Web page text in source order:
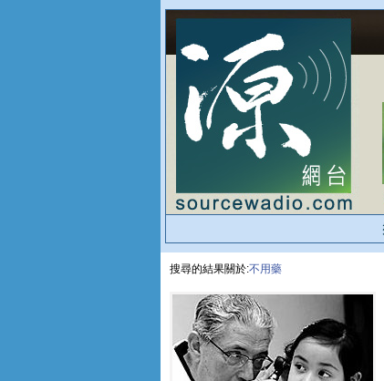
搜尋的結果關於:不用藥